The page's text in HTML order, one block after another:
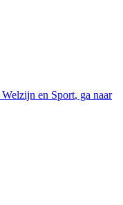
en Sport, ga naar